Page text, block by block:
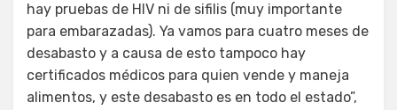
hay pruebas de HIV ni de sifilis (muy importante
para embarazadas). Ya vamos para cuatro meses de
desabasto y a causa de esto tampoco hay
certificados médicos para quien vende y maneja
alimentos, y este desabasto es en todo el estado”,